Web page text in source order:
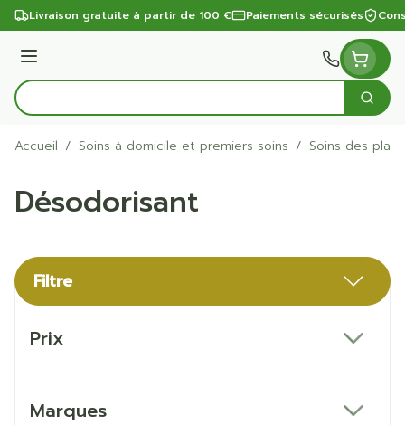
Aller au contenu
Livraison gratuite à partir de 100 € Paiements sécurisés
Menu
Rechercher
Accueil / Soins à domicile et premiers soins / Soins des
Désodorisant
Filtre
Prix
Marques